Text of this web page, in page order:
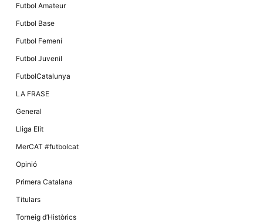
Futbol Amateur
Futbol Base
Futbol Femení
Futbol Juvenil
FutbolCatalunya
LA FRASE
General
Lliga Elit
MerCAT #futbolcat
Opinió
Primera Catalana
Titulars
Torneig d’Històrics